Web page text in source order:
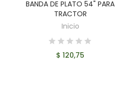
AÑADIR AL CARRITO
BANDA DE PLATO 54" PARA
TRACTOR
Inicio
$ 120,75